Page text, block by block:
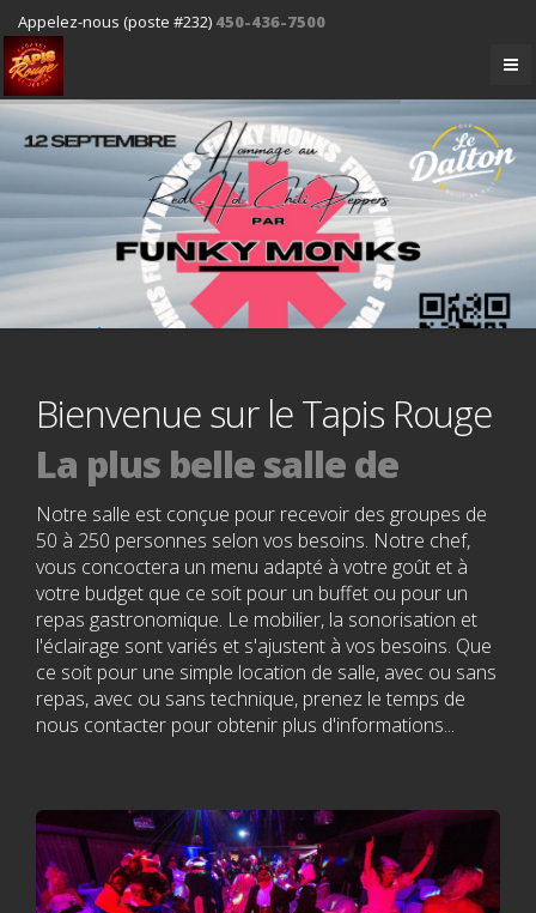
Appelez-nous (poste #232) 450-436-7500
Bienvenue sur le Tapis Rouge
La plus belle salle de
spectacle
dans les Laurentides !
La plus belle salle de
spectacle
Notre salle est conçue pour recevoir des groupes de
50 à 250 personnes selon vos besoins. Notre chef,
vous concoctera un menu adapté à votre goût et à
votre budget que ce soit pour un buffet ou pour un
repas gastronomique. Le mobilier, la sonorisation et
l'éclairage sont variés et s'ajustent à vos besoins. Que
ce soit pour une simple location de salle, avec ou sans
repas, avec ou sans technique, prenez le temps de
nous contacter pour obtenir plus d'informations...